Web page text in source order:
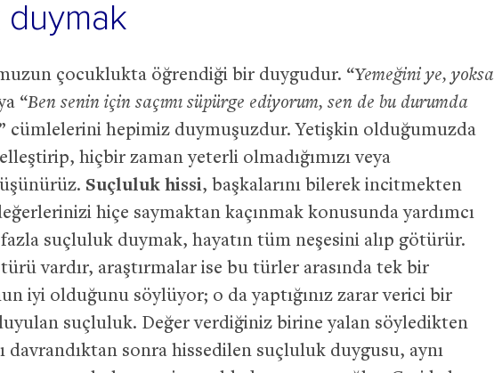
duymak
çocuklukta öğrendiği bir duygudur. “Yemeğini ye, yoksa
“Ben senin için saçımı süpürge ediyorum, sen de bu durumda
cümlelerini hepimiz duymuşuzdur. Yetişkin olduğumuzda
hiçbir zaman yeterli olmadığımızı veya
Suçluluk hissi, başkalarını bilerek incitmekten
hiçe saymaktan kaçınmak konusunda yardımcı
suçluluk duymak, hayatın tüm neşesini alıp götürür.
vardır, araştırmalar ise bu türler arasında tek bir
iyi olduğunu söylüyor; o da yaptığınız zarar verici bir
suçluluk. Değer verdiğiniz birine yalan söyledikten
davrandıktan sonra hissedilen suçluluk duygusu, aynı